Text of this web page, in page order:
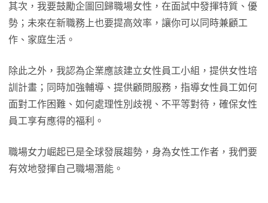
其次，我要鼓勵企圖回歸職場女性，在面試中發揮特質、優
勢；未來在新職務上也要提高效率，讓你可以同時兼顧工
作、家庭生活。
除此之外，我認為企業應該建立女性員工小組，提供女性培
訓計畫；同時加強輔導、提供顧問服務，指導女性員工如何
面對工作困難、如何處理性別歧視、不平等對待，確保女性
員工享有應得的福利。
職場女力崛起已是全球發展趨勢，身為女性工作者，我們要
有效地發揮自己職場潛能。